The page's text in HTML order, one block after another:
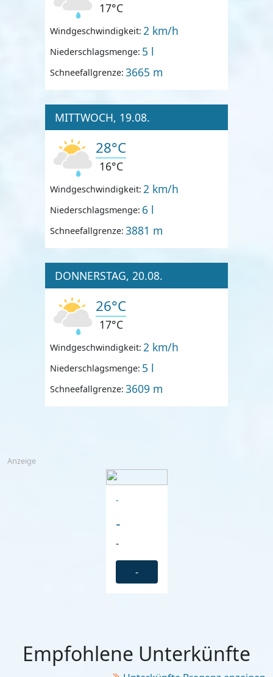
17°C
Windgeschwindigkeit: 2 km/h
Niederschlagsmenge: 5 l
Schneefallgrenze: 3665 m
MITTWOCH, 19.08.
28°C
16°C
Windgeschwindigkeit: 2 km/h
Niederschlagsmenge: 6 l
Schneefallgrenze: 3881 m
DONNERSTAG, 20.08.
26°C
17°C
Windgeschwindigkeit: 2 km/h
Niederschlagsmenge: 5 l
Schneefallgrenze: 3609 m
Anzeige
-
-
-
-
Empfohlene Unterkünfte